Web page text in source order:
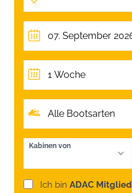
1 Woche
Alle Bootsarten
Kabinen von
Ich bin ADAC Mitglied